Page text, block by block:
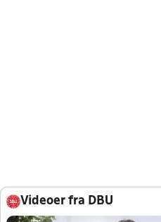
Videoer fra DBU